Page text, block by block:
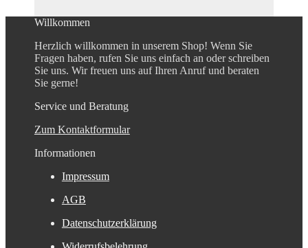
Willkommen
Herzlich willkommen in unserem Shop! Wenn Sie
Fragen haben, rufen Sie uns einfach an oder schreiben
Sie uns. Wir freuen uns auf Ihren Anruf und beraten
Sie gerne!
Service und Beratung
Zum Kontaktformular
Informationen
Impressum
AGB
Datenschutzerklärung